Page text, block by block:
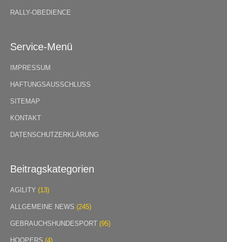
RALLY-OBEDIENCE
Service-Menü
IMPRESSUM
HAFTUNGSAUSSCHLUSS
SITEMAP
KONTAKT
DATENSCHUTZERKLÄRUNG
Beitragskategorien
AGILITY (13)
ALLGEMEINE NEWS (245)
GEBRAUCHSHUNDESPORT (95)
HOOPERS (4)